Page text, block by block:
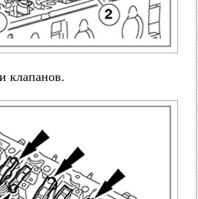
клапанов.